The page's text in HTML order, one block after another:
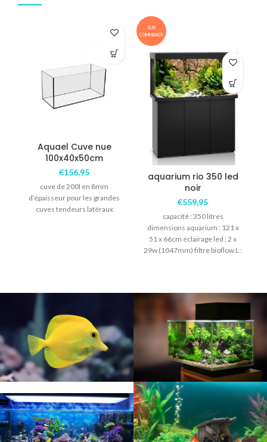
Aquael Cuve nue
100x40x50cm
€156,95
cuve de 200l en 8mm
d’épaisseur pour les grandes
cuves tendeurs latéraux
SUR
COMMANDE
aquarium rio 350 led
noir
€559,95
capacité : 350 litres
dimensions aquarium : 121 x
51 x 66cm éclairage led : 2 x
29w (1047mm) filtre bioflow L :